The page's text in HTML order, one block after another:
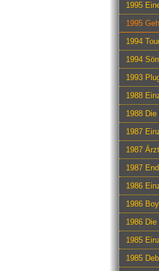
1995
1995
1994
1994
1993
1988
1988
1987
1987
1987
1986
1986
1986
1985
1985